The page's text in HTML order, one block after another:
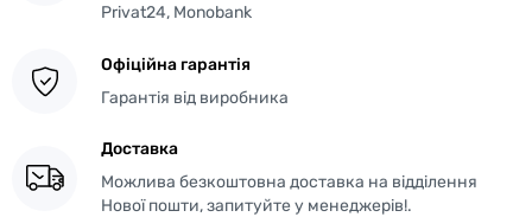
Privat24, Monobank
Офіційна гарантія
Гарантія від виробника
Доставка
Можлива безкоштовна доставка на відділення
Нової пошти, запитуйте у менеджерів!.